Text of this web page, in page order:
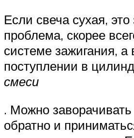
Если свеча сухая, это
проблема, скорее
системе зажигания, а
поступлении в
смеси
. Можно заворачивать
обратно и